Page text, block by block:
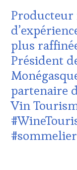
DOMAINE
VITICOLE,
ADHÉRENT,
VIN
TOURISME,
EDITION
LES
DU
VIN
ET
DE
LA
plus
Président
partenaire
Vin